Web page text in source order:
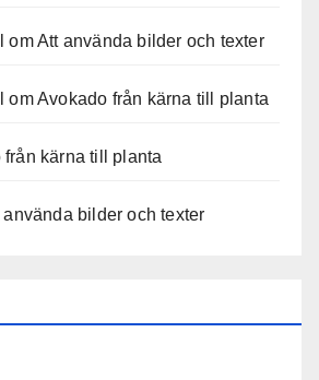
omAtt använda bilder och texter
omAvokado från kärna till planta
från kärna till planta
använda bilder och texter